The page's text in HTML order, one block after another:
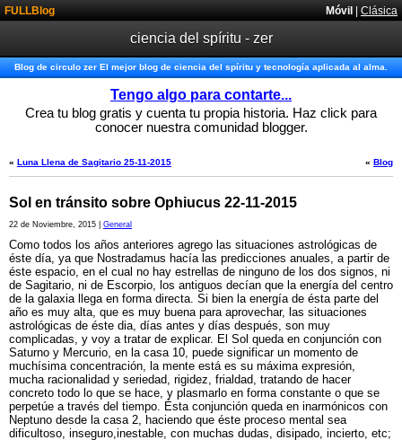
Móvil | Clásica
FULLBlog
ciencia del spíritu - zer
Blog de circulo zer El mejor blog de ciencia del spíritu y tecnología aplicada al alma.
Tengo algo para contarte...
Crea tu blog gratis y cuenta tu propia historia. Haz click para
conocer nuestra comunidad blogger.
« Blog
« Luna Llena de Sagitario 25-11-2015
Sol en tránsito sobre Ophiucus 22-11-2015
22 de Noviembre, 2015 | General
Como todos los años anteriores agrego las situaciones astrológicas de
éste día, ya que Nostradamus hacía las predicciones anuales, a partir de
éste espacio, en el cual no hay estrellas de ninguno de los dos signos, ni
de Sagitario, ni de Escorpio, los antiguos decían que la energía del centro
de la galaxia llega en forma directa. Si bien la energía de ésta parte del
año es muy alta, que es muy buena para aprovechar, las situaciones
astrológicas de éste dia, días antes y días después, son muy
complicadas, y voy a tratar de explicar. El Sol queda en conjunción con
Saturno y Mercurio, en la casa 10, puede significar un momento de
muchísima concentración, la mente está es su máxima expresión,
mucha racionalidad y seriedad, rigidez, frialdad, tratando de hacer
concreto todo lo que se hace, y plasmarlo en forma constante o que se
perpetúe a través del tiempo. Ésta conjunción queda en inarmónicos con
Neptuno desde la casa 2, haciendo que éste proceso mental sea
dificultoso, inseguro,inestable, con muchas dudas, disipado, incierto, etc;